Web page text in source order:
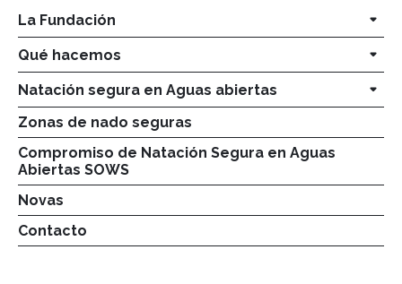
La Fundación
Qué hacemos
Natación segura en Aguas abiertas
Zonas de nado seguras
Compromiso de Natación Segura en Aguas
Abiertas SOWS
Novas
Contacto